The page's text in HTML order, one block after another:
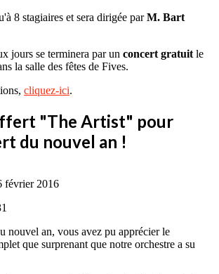
8 stagiaires et sera dirigée parM. Bart
jours se terminera par un concert gratuit le
la salle des fêtes de Fives.
cliquez-ici.
"The Artist" pour
du nouvel an !
février 2016
nouvel an, vous avez pu apprécier le
que surprenant que notre orchestre a su